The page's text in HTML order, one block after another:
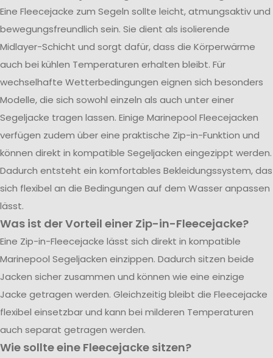
Eine Fleecejacke zum Segeln sollte leicht, atmungsaktiv und
bewegungsfreundlich sein. Sie dient als isolierende
Midlayer-Schicht und sorgt dafür, dass die Körperwärme
auch bei kühlen Temperaturen erhalten bleibt. Für
wechselhafte Wetterbedingungen eignen sich besonders
Modelle, die sich sowohl einzeln als auch unter einer
Segeljacke tragen lassen. Einige Marinepool Fleecejacken
verfügen zudem über eine praktische Zip-in-Funktion und
können direkt in kompatible Segeljacken eingezippt werden.
Dadurch entsteht ein komfortables Bekleidungssystem, das
sich flexibel an die Bedingungen auf dem Wasser anpassen
lässt.
Was ist der Vorteil einer Zip-in-Fleecejacke?
Eine Zip-in-Fleecejacke lässt sich direkt in kompatible
Marinepool Segeljacken einzippen. Dadurch sitzen beide
Jacken sicher zusammen und können wie eine einzige
Jacke getragen werden. Gleichzeitig bleibt die Fleecejacke
flexibel einsetzbar und kann bei milderen Temperaturen
auch separat getragen werden.
Wie sollte eine Fleecejacke sitzen?